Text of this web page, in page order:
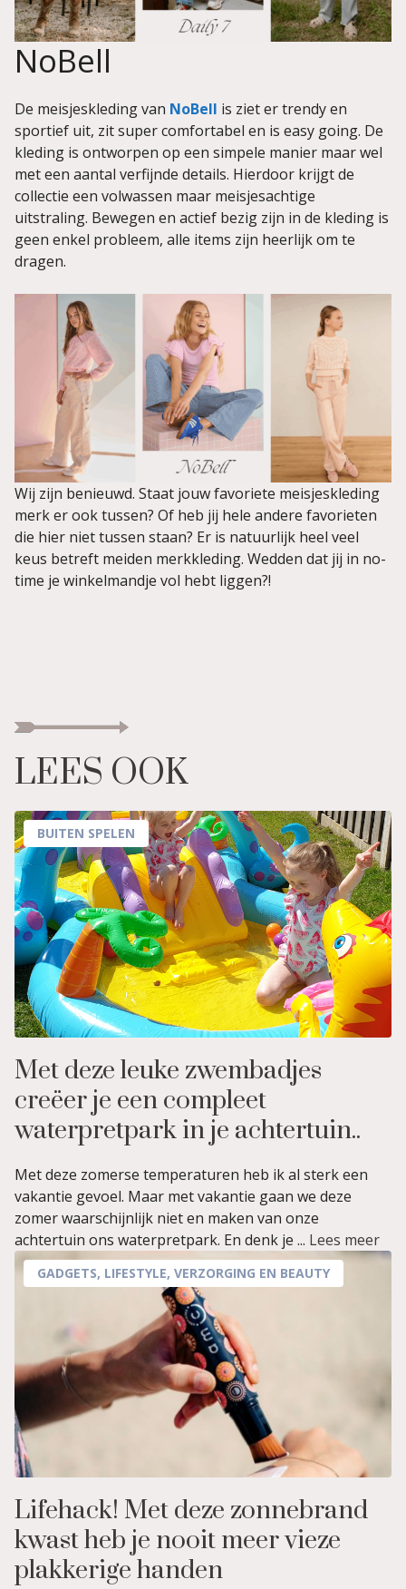
NoBell
De meisjeskleding van NoBell is ziet er trendy en
sportief uit, zit super comfortabel en is easy going. De
kleding is ontworpen op een simpele manier maar wel
met een aantal verfijnde details. Hierdoor krijgt de
collectie een volwassen maar meisjesachtige
uitstraling. Bewegen en actief bezig zijn in de kleding is
geen enkel probleem, alle items zijn heerlijk om te
dragen.
Wij zijn benieuwd. Staat jouw favoriete meisjeskleding
merk er ook tussen? Of heb jij hele andere favorieten
die hier niet tussen staan? Er is natuurlijk heel veel
keus betreft meiden merkkleding. Wedden dat jij in no-
time je winkelmandje vol hebt liggen?!
LEES OOK
BUITEN SPELEN
Met deze leuke zwembadjes
creëer je een compleet
waterpretpark in je achtertuin..
Met deze zomerse temperaturen heb ik al sterk een
vakantie gevoel. Maar met vakantie gaan we deze
zomer waarschijnlijk niet en maken van onze
achtertuin ons waterpretpark. En denk je ... Lees meer
GADGETS, LIFESTYLE, VERZORGING EN BEAUTY
Lifehack! Met deze zonnebrand
kwast heb je nooit meer vieze
plakkerige handen